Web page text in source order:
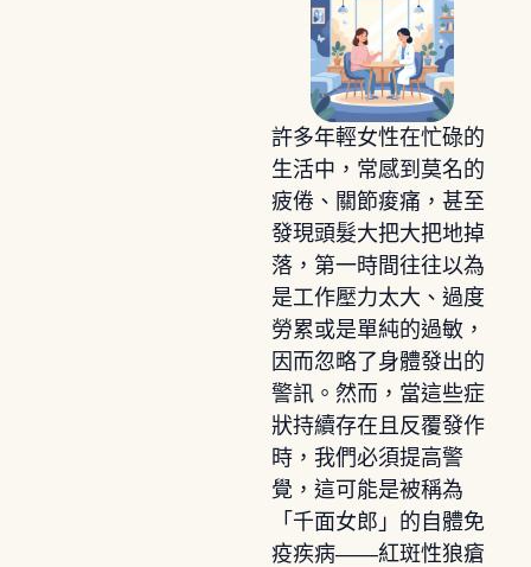
許多年輕女性在忙碌的
生活中，常感到莫名的
疲倦、關節痠痛，甚至
發現頭髮大把大把地掉
落，第一時間往往以為
是工作壓力太大、過度
勞累或是單純的過敏，
因而忽略了身體發出的
警訊。然而，當這些症
狀持續存在且反覆發作
時，我們必須提高警
覺，這可能是被稱為
「千面女郎」的自體免
疫疾病——紅斑性狼瘡